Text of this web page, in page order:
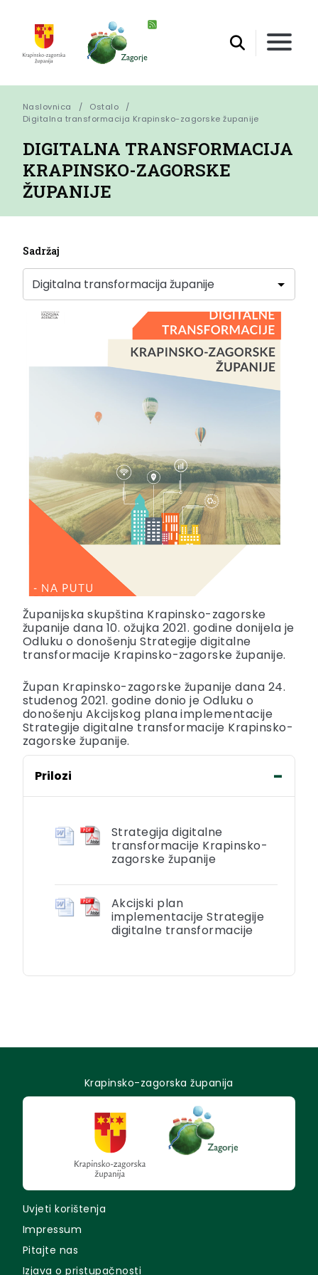
Naslovnica
Ostalo
Digitalna transformacija Krapinsko-zagorske županije
DIGITALNA TRANSFORMACIJA
KRAPINSKO-ZAGORSKE
ŽUPANIJE
Sadržaj
Županijska skupština Krapinsko-zagorske
županije dana 10. ožujka 2021. godine donijela je
Odluku o donošenju Strategije digitalne
transformacije Krapinsko-zagorske županije.
Župan Krapinsko-zagorske županije dana 24.
studenog 2021. godine donio je Odluku o
donošenju Akcijskog plana implementacije
Strategije digitalne transformacije Krapinsko-
zagorske županije.
Prilozi
Strategija digitalne
transformacije Krapinsko-
zagorske županije
Akcijski plan
implementacije Strategije
digitalne transformacije
Krapinsko-zagorska županija
Uvjeti korištenja
Impressum
Pitajte nas
Izjava o pristupačnosti